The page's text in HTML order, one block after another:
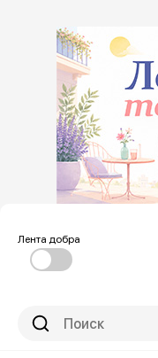
Лента добра